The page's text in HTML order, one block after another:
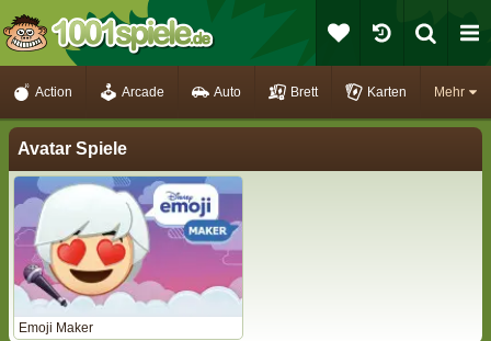
Mehr
Action Arcade Auto Brett Karten
Avatar Spiele
Emoji Maker